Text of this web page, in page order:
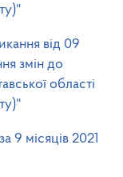
від 09
змін до
області
9 місяців 2021